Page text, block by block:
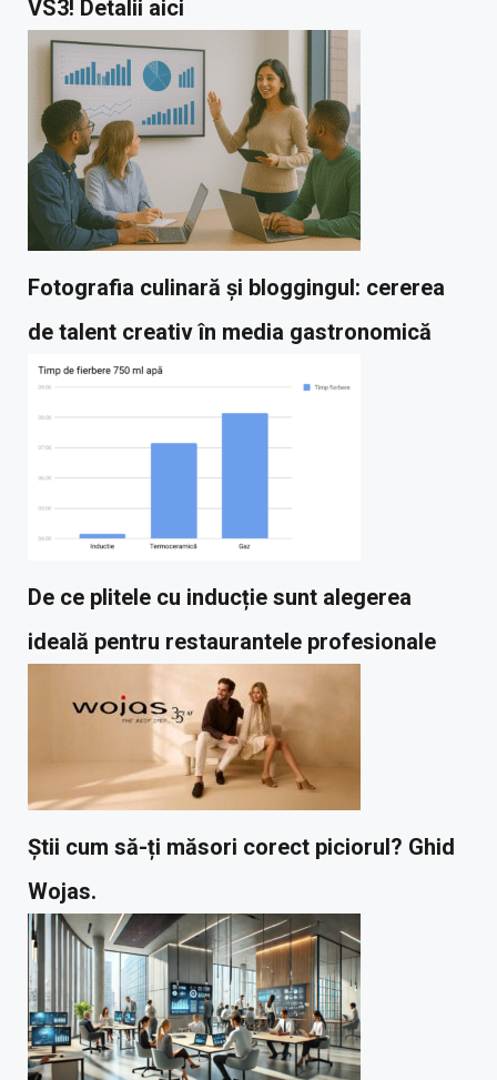
VS3! Detalii aici
Fotografia culinară și bloggingul: cererea
de talent creativ în media gastronomică
De ce plitele cu inducție sunt alegerea
ideală pentru restaurantele profesionale
Știi cum să-ți măsori corect piciorul? Ghid
Wojas.